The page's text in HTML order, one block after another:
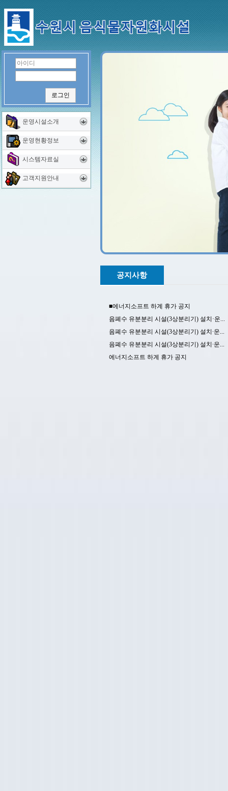
로그인
운영시설소개
운영현황정보
시스템자료실
고객지원안내
공지사항
■에너지소프트 하계 휴가 공지
음폐수 유분분리 시설(3상분리기) 설치·운...
음폐수 유분분리 시설(3상분리기) 설치∙운...
음폐수 유분분리 시설(3상분리기) 설치∙운...
에너지소프트 하계 휴가 공지